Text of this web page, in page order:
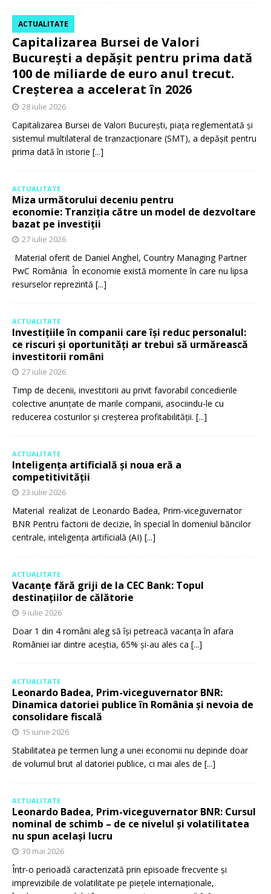
Capitalizarea Bursei de Valori
București a depășit pentru prima dată
100 de miliarde de euro anul trecut.
Creșterea a accelerat în 2026
ACTUALITATE
28 iulie 2026
Capitalizarea Bursei de Valori București, piața reglementată și
sistemul multilateral de tranzacționare (SMT), a depășit pentru
prima dată în istorie [...]
ACTUALITATE
Miza următorului deceniu pentru
economie: Tranziția către un model de dezvoltare
bazat pe investiții
27 iulie 2026
Material oferit de Daniel Anghel, Country Managing Partner
PwC România În economie există momente în care nu lipsa
resurselor reprezintă [...]
ACTUALITATE
Investițiile în companii care își reduc personalul:
ce riscuri și oportunități ar trebui să urmărească
investitorii români
27 iulie 2026
Timp de decenii, investitorii au privit favorabil concedierile
colective anunțate de marile companii, asociindu-le cu
reducerea costurilor și creșterea profitabilității. [...]
ACTUALITATE
Inteligența artificială și noua eră a
competitivității
23 iulie 2026
Material realizat de Leonardo Badea, Prim-viceguvernator
BNR Pentru factorii de decizie, în special în domeniul băncilor
centrale, inteligența artificială (AI) [...]
ACTUALITATE
Vacanțe fără griji de la CEC Bank: Topul
destinațiilor de călătorie
9 iulie 2026
Doar 1 din 4 români aleg să își petreacă vacanța în afara
României iar dintre aceștia, 65% și-au ales ca [...]
ACTUALITATE
Leonardo Badea, Prim-viceguvernator BNR:
Dinamica datoriei publice în România și nevoia de
consolidare fiscală
15 iunie 2026
Stabilitatea pe termen lung a unei economii nu depinde doar
de volumul brut al datoriei publice, ci mai ales de [...]
ACTUALITATE
Leonardo Badea, Prim-viceguvernator BNR: Cursul
nominal de schimb – de ce nivelul și volatilitatea
nu spun același lucru
30 mai 2026
Într-o perioadă caracterizată prin episoade frecvente și
imprevizibile de volatilitate pe piețele internaționale,